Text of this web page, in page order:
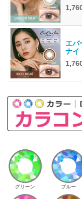
エバ
ナイ
グリーン ブルー